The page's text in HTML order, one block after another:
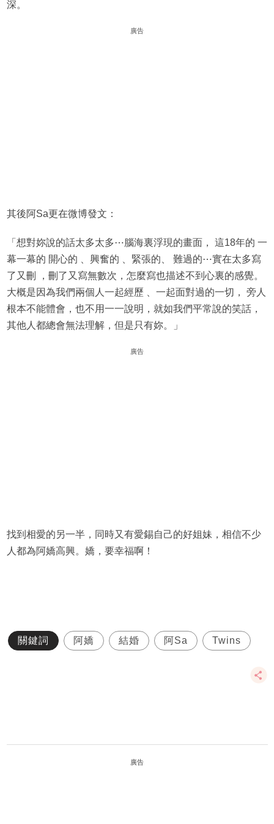
深。
廣告
其後阿Sa更在微博發文：
「想對妳說的話太多太多⋯腦海裏浮現的畫面， 這18年的 一
幕一幕的 開心的 、興奮的 、緊張的、 難過的⋯實在太多寫
了又刪 ，刪了又寫無數次，怎麼寫也描述不到心裏的感覺。
大概是因為我們兩個人一起經歷 、一起面對過的一切， 旁人
根本不能體會，也不用一一說明，就如我們平常說的笑話，
其他人都總會無法理解，但是只有妳。」
廣告
找到相愛的另一半，同時又有愛錫自己的好姐妹，相信不少
人都為阿嬌高興。嬌，要幸福啊！
關鍵詞 阿嬌 結婚 阿Sa Twins
廣告